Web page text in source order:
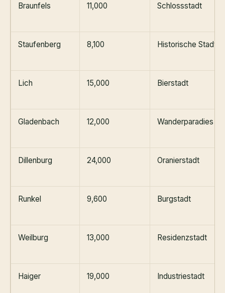
Braunfels 11,000 Schlossstadt
Staufenberg 8,100 Historische Stadt
Lich 15,000 Bierstadt
Gladenbach 12,000 Wanderparadies
Dillenburg 24,000 Oranierstadt
Runkel 9,600 Burgstadt
Weilburg 13,000 Residenzstadt
Haiger 19,000 Industriestadt